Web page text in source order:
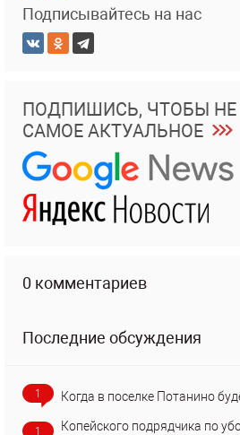
Подписывайтесь на нас
ПОДПИШИСЬ, ЧТОБЫ НЕ
САМОЕ АКТУАЛЬНОЕ
0 комментариев
Последние обсуждения
1 Когда в поселке Потанино
1
Копейского подрядчика по